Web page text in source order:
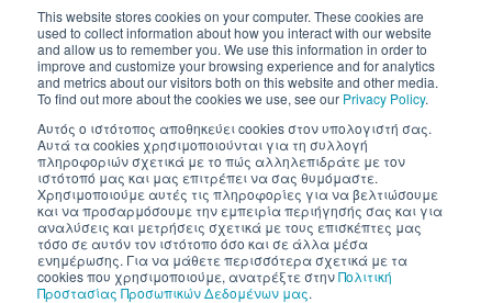
This website stores cookies on your computer. These cookies are
used to collect information about how you interact with our website
and allow us to remember you. We use this information in order to
improve and customize your browsing experience and for analytics
and metrics about our visitors both on this website and other media.
To find out more about the cookies we use, see our Privacy Policy.
Αυτός ο ιστότοπος αποθηκεύει cookies στον υπολογιστή σας.
Αυτά τα cookies χρησιμοποιούνται για τη συλλογή
πληροφοριών σχετικά με το πώς αλληλεπιδράτε με τον
ιστότοπό μας και μας επιτρέπει να σας θυμόμαστε.
Χρησιμοποιούμε αυτές τις πληροφορίες για να βελτιώσουμε
και να προσαρμόσουμε την εμπειρία περιήγησής σας και για
αναλύσεις και μετρήσεις σχετικά με τους επισκέπτες μας
τόσο σε αυτόν τον ιστότοπο όσο και σε άλλα μέσα
ενημέρωσης. Για να μάθετε περισσότερα σχετικά με τα
cookies που χρησιμοποιούμε, ανατρέξτε στηνΠολιτική
Προστασίας Προσωπικών Δεδομένων μας.